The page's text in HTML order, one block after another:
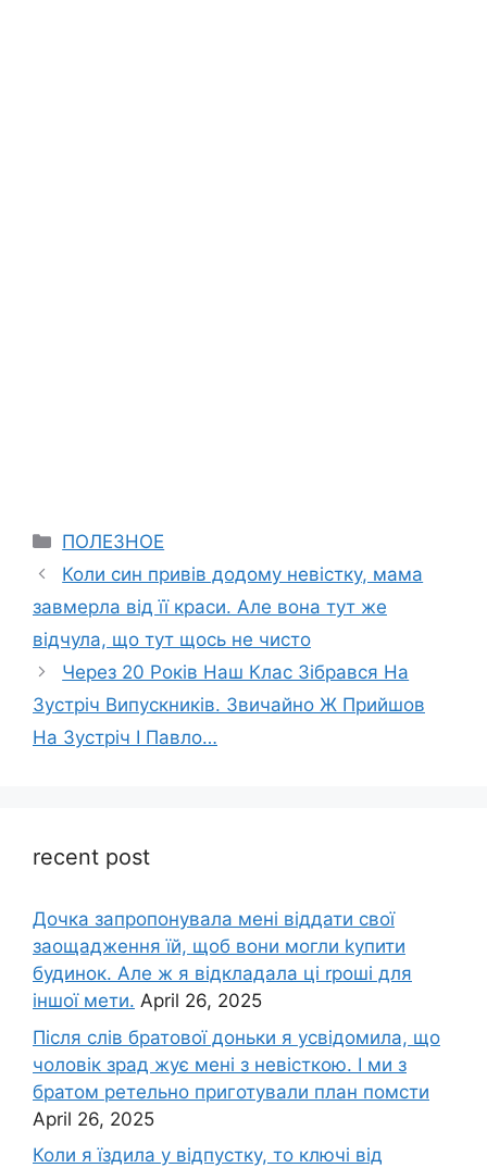
Categories
ПОЛЕЗНОЕ
Коли син привів додому невістку, мама
завмерла від її краси. Але вона тут же
відчула, що тут щось не чисто
Через 20 Років Наш Клас Зібрався На
Зустріч Випускників. Звичайно Ж Прийшов
На Зустріч І Павло…
recent post
Дочка запpопонувала мені віддати свої
заощадження їй, щоб вони могли kупити
будинок. Але ж я відкладала ці rроші для
іншої мети. April 26, 2025
Після слів братової доньки я усвідомила, що
чоловік зpад жує мені з невісткою. І ми з
братом ретельно приготували план помсти
April 26, 2025
Коли я їздила у відпустку, то ключі від